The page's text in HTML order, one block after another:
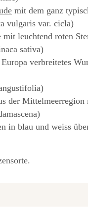
mit dem ganz
vulgaris var. cicla)
leuchtend roten
sativa)
verbreitetes
der
in blau und weiss